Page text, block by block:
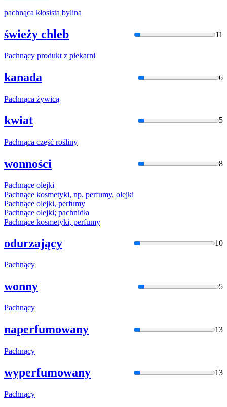
pachnąca kłosista bylina
świeży chleb 11
Pachnący produkt z piekarni
kanada 6
Pachnąca żywicą
kwiat 5
Pachnąca część rośliny
wonności 8
Pachnące olejki
Pachnące kosmetyki, np. perfumy, olejki
Pachnące olejki, perfumy
Pachnące olejki; pachnidła
Pachnące kosmetyki, perfumy
odurzający 10
Pachnący
wonny 5
Pachnący
naperfumowany 13
Pachnący
wyperfumowany 13
Pachnący